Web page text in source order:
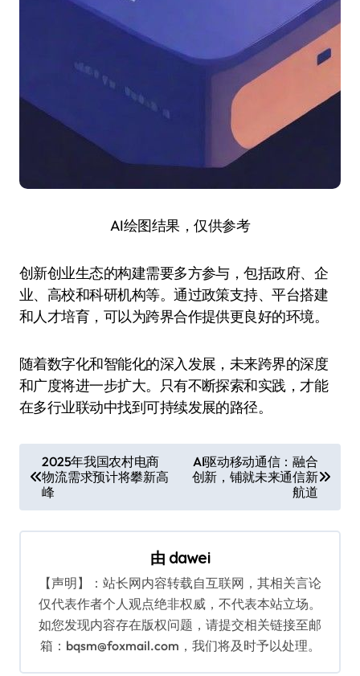
AI绘图结果，仅供参考
创新创业生态的构建需要多方参与，包括政府、企
业、高校和科研机构等。通过政策支持、平台搭建
和人才培育，可以为跨界合作提供更良好的环境。
随着数字化和智能化的深入发展，未来跨界的深度
和广度将进一步扩大。只有不断探索和实践，才能
在多行业联动中找到可持续发展的路径。
章
导
航
2025年我国农村电商
物流需求预计将攀新高
峰
AI驱动移动通信：融合
创新，铺就未来通信新
航道
由 dawei
【声明】：站长网内容转载自互联网，其相关言论
仅代表作者个人观点绝非权威，不代表本站立场。
如您发现内容存在版权问题，请提交相关链接至邮
箱：bqsm@foxmail.com，我们将及时予以处理。